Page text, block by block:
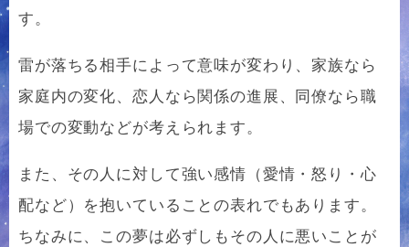
す。
雷が落ちる相手によって意味が変わり、家族なら
家庭内の変化、恋人なら関係の進展、同僚なら職
場での変動などが考えられます。
また、その人に対して強い感情（愛情・怒り・心
配など）を抱いていることの表れでもあります。
ちなみに、この夢は必ずしもその人に悪いことが